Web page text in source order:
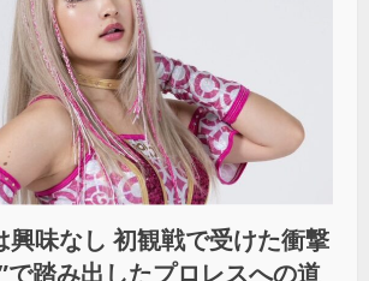
興味なし 初観戦で受けた衝撃
で踏み出したプロレスへの道